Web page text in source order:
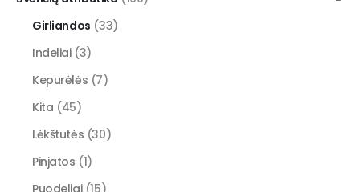
Girliandos (33)
Indeliai (3)
Kepurėlės (7)
Kita (45)
Lėkštutės (30)
Pinjatos (1)
Puodeliai (15)